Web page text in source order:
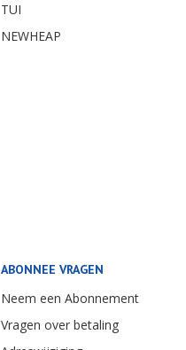
TUI
NEWHEAP
ABONNEE VRAGEN
Neem een Abonnement
Vragen over betaling